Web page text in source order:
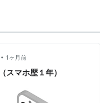
• 1ヶ月前
スマホ歴１年）